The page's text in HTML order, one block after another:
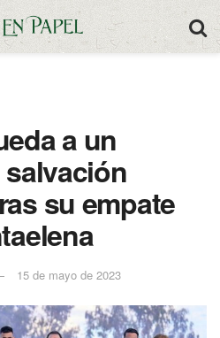
a un
su empate
15 de mayo de 2023